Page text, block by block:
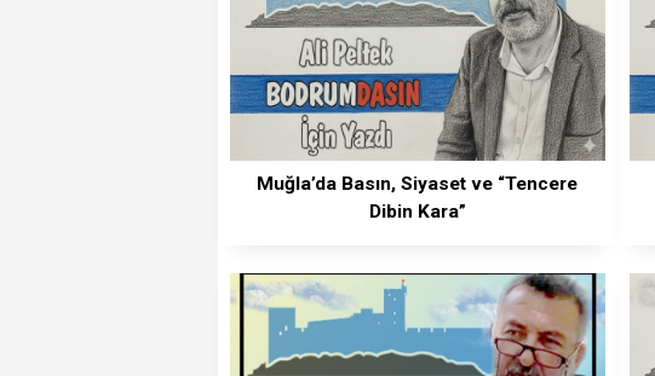
Muğla’da Basın, Siyaset ve “Tencere
Dibin Kara”